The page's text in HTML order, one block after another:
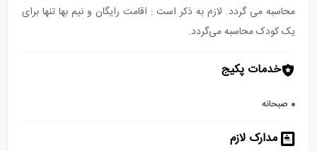
محاسبه می گردد. لازم به ذکر است : اقامت رایگان و نیم بها تنها برای
یک کودک محاسبه می‌گردد.
خدمات پکیج
صبحانه
مدارک لازم